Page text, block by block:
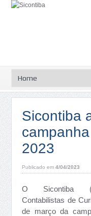
Sicontiba
2023
Publicado em4/04/2023
O Sicontiba
Contabilistas de
de março da